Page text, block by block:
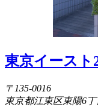
東京イースト
〒135-0016
東京都江東区東陽6